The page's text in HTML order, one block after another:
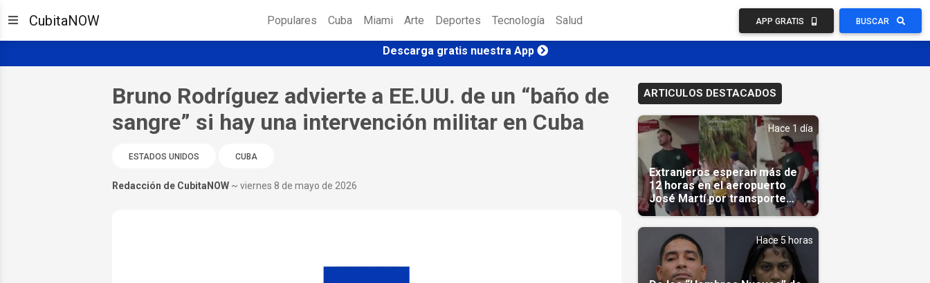
CubitaNOW Populares Cuba Miami Arte Deportes Tecnología Salud APP GRATIS BUSCAR
Descarga gratis nuestra App
Bruno Rodríguez advierte a EE.UU. de un “baño de
sangre” si hay una intervención militar en Cuba
ESTADOS UNIDOS CUBA
Redacción de CubitaNOW ~ viernes 8 de mayo de 2026
ARTICULOS DESTACADOS
Hace 1 día
Extranjeros esperan más de
12 horas en el aeropuerto
José Martí por transporte
reservado semanas
antes(Video)
Hace 5 horas